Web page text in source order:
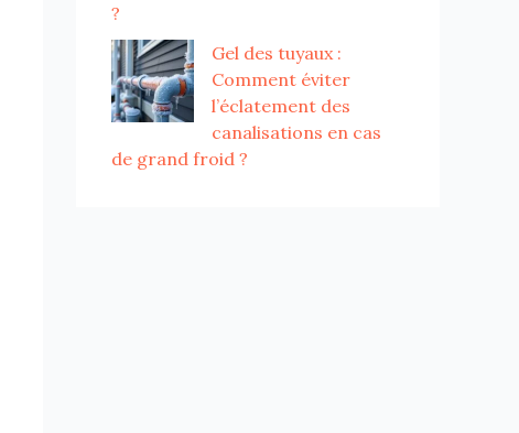
?
Gel des tuyaux :
Comment éviter
l’éclatement des
canalisations en cas
de grand froid ?